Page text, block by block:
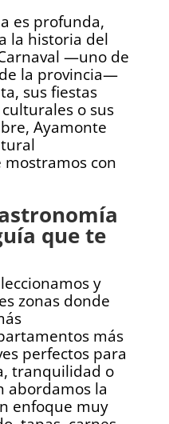
es profunda,
la historia del
—uno de
la provincia—
sus fiestas
o sus
Ayamonte
con
que te
y
zonas donde
más
perfectos para
tranquilidad o
abordamos la
enfoque muy